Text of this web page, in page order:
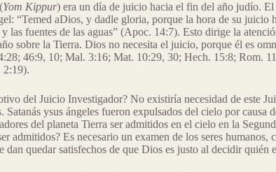
Yom Kippur) era un día de juicio hacia el fin del año judío.
“Temed aDios, y dadle gloria, porque la hora de su juicio
las fuentes de las aguas” (Apoc. 14:7). Esto dirige la
sobre la Tierra. Dios no necesita el juicio, porque él es
46:9, 10; Mal. 3:16; Mat. 10:29, 30; Hech. 15:8; Rom.
2:19).
del Juicio Investigador? No existiría necesidad de este
Satanás ysus ángeles fueron expulsados del cielo por
del planeta Tierra ser admitidos en el cielo en la
admitidos? Es necesario un examen de los seres humanos,
dan quedar satisfechos de que Dios es justo al decidir quién